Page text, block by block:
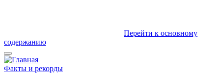
Перейти к основному
содержанию
Факты и рекорды